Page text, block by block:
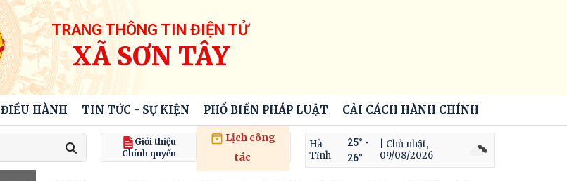
TRANG THÔNG TIN ĐIỆN TỬ
XÃ SƠN TÂY
HÀNH TIN TỨC - SỰ KIỆN PHỔ BIẾN PHÁP LUẬT CẢI CÁCH HÀNH CHÍNH
Giới thiệu
Chính quyền
Lịch công
tác
Hà
Tĩnh
25° -
26°
| Chủ nhật,
09/08/2026